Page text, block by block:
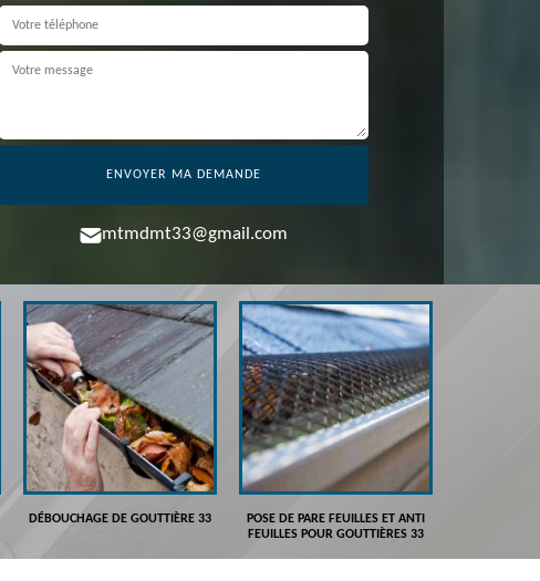
mtmdmt33@gmail.com
DÉBOUCHAGE DE GOUTTIÈRE 33
POSE DE PARE FEUILLES ET ANTI
FEUILLES POUR GOUTTIÈRES 33